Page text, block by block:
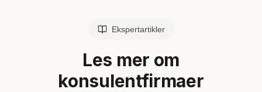
Ekspertartikler
Les mer om
konsulentfirmaer